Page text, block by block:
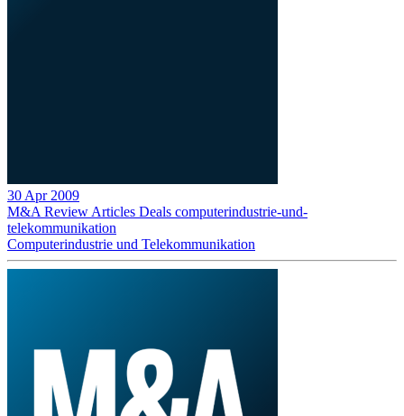
30 Apr 2009
M&A Review Articles Deals computerindustrie-und-
telekommunikation
Computerindustrie und Telekommunikation